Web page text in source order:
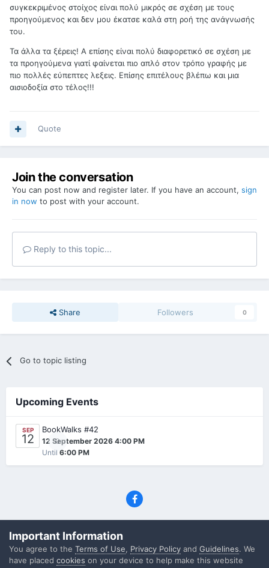
συγκεκριμένος στοίχος είναι πολύ μικρός σε σχέση με τους
προηγούμενος και δεν μου έκατσε καλά στη ροή της ανάγνωσής
του.
Τα άλλα τα ξέρεις! Α επίσης είναι πολύ διαφορετικό σε σχέση με
τα προηγούμενα γιατί φαίνεται πιο απλό στον τρόπο γραφής με
πιο πολλές εύπεπτες λεξεις. Επίσης επιτέλους βλέπω και μια
αισιοδοξία στο τέλος!!!
Quote
Join the conversation
You can post now and register later. If you have an account, sign
in now to post with your account.
Reply to this topic...
Share Followers 0
Go to topic listing
Upcoming Events
SEP
12 0
BookWalks #42
12 September 2026 4:00 PM
Until 6:00 PM
(C) SFF.gr, All rights reserved
Powered by Invision Community
Important Information
You agree to the Terms of Use, Privacy Policy and Guidelines. We
have placed cookies on your device to help make this website